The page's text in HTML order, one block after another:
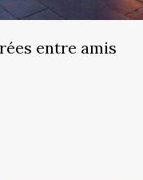
entre amis